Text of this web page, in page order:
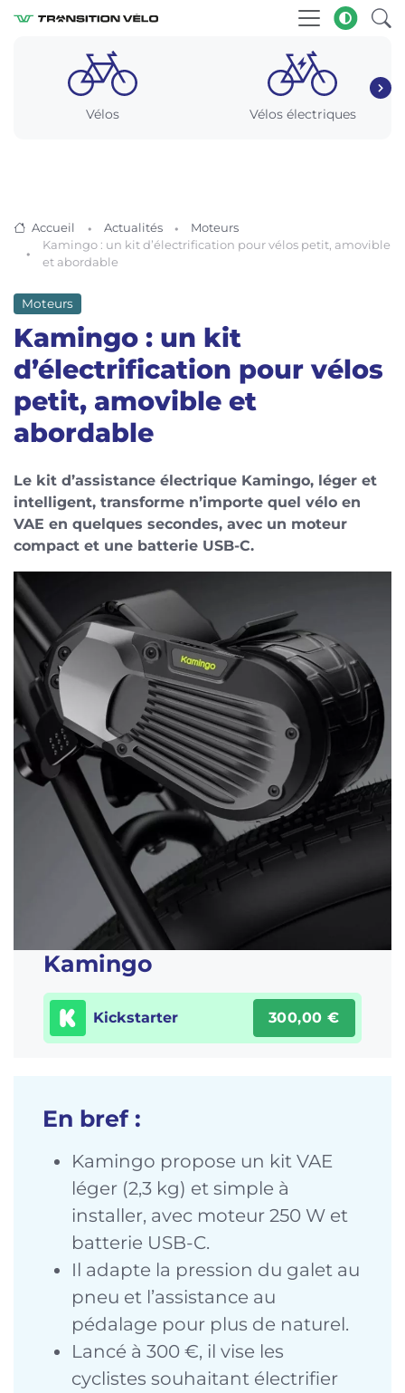
Vélos Vélos électriques
Accueil Actualités
Moteurs
Kamingo : un kit d’électrification pour vélos petit, amovible
et abordable
Moteurs
Kamingo : un kit
d’électrification pour vélos
petit, amovible et
abordable
Le kit d’assistance électrique Kamingo, léger et
intelligent, transforme n’importe quel vélo en
VAE en quelques secondes, avec un moteur
compact et une batterie USB-C.
Kamingo
Kickstarter 300,00 €
En bref :
Kamingo propose un kit VAE
léger (2,3 kg) et simple à
installer, avec moteur 250 W et
batterie USB-C.
Il adapte la pression du galet au
pneu et l’assistance au
pédalage pour plus de naturel.
Lancé à 300 €, il vise les
cyclistes souhaitant électrifier